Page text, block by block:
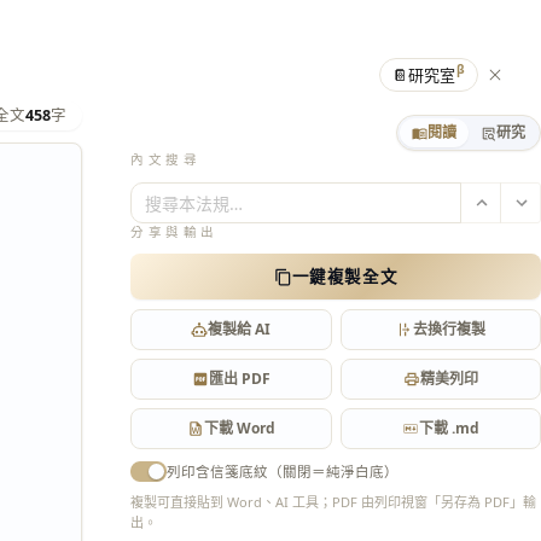
文458字
閱讀 研究
內文搜尋
搜尋本法規…
分享與輸出
一鍵複製全文
複製給 AI 去換行複製
匯出 PDF 精美列印
下載 Word 下載 .md
列印含信箋底紋（關閉＝純淨白底）
複製可直接貼到 Word、AI 工具；PDF 由列印視窗「另存為 PDF」輸
出。
📔研究室β